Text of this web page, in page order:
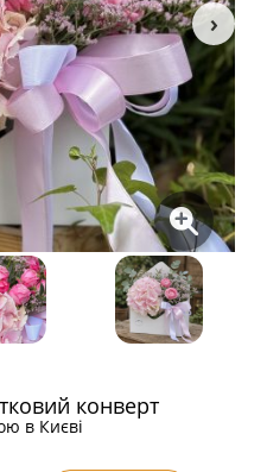
конверт
в Києві